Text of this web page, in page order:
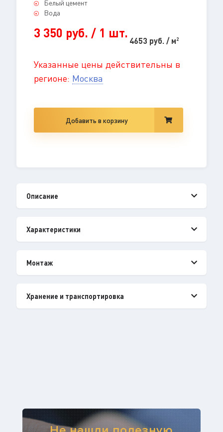
Белый цемент
Вода
3 350 руб. / 1 шт.
4653 руб. / м2
Указанные цены действительны в
регионе: Москва
Добавить в корзину
Описание
Характеристики
Монтаж
Хранение и транспортировка